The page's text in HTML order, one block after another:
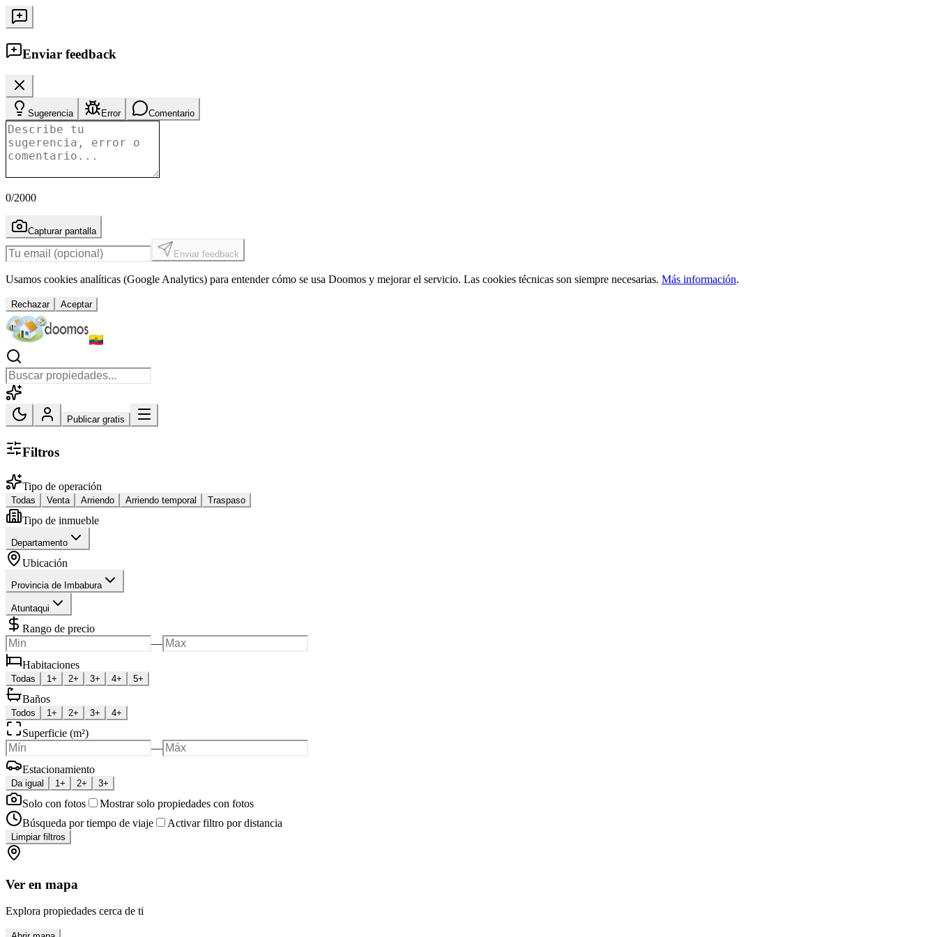
Enviar feedback
Sugerencia Error Comentario
0/2000
Capturar pantalla
Enviar feedback
Usamos cookies analíticas (Google Analytics) para entender cómo se usa Doomos y mejorar el servicio. Las cookies técnicas son siempre necesarias. Más información.
Rechazar Aceptar
Publicar gratis
Filtros
Tipo de operación
Todas Venta Arriendo Arriendo temporal Traspaso
Tipo de inmueble
Departamento
Ubicación
Provincia de Imbabura
Atuntaqui
Rango de precio
—
Habitaciones
Todas 1+ 2+ 3+ 4+ 5+
Baños
Todos 1+ 2+ 3+ 4+
Superficie (m²)
—
Estacionamiento
Da igual 1+ 2+ 3+
Solo con fotos
Mostrar solo propiedades con fotos
Búsqueda por tiempo de viaje
Activar filtro por distancia
Limpiar filtros
Ver en mapa
Explora propiedades cerca de ti